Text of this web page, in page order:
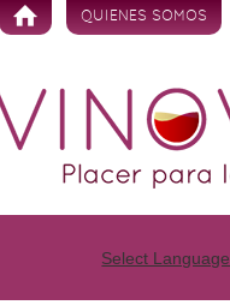
Skip to content
QUIENES SOMOS
Select Language